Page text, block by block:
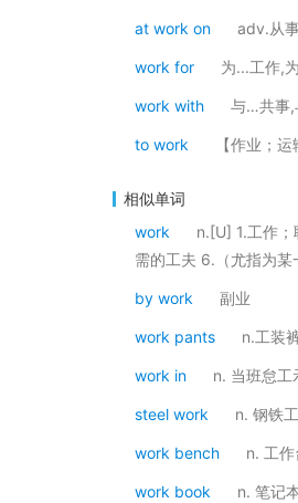
at work on adv.从
work for 为...工作,
work with 与…共事
to work 【作业；
相似单词
work
n.[U] 1.工作
需的工夫 6.（尤指为
by work 副业
work pants n.工装
work in n. 当班怠工
steel work n. 钢铁
work bench n. 工作
work book n. 笔记